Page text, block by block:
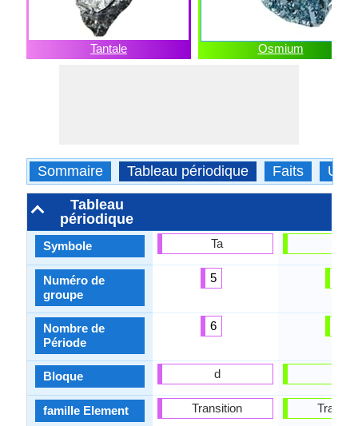
Tantale Osmium
Sommaire Tableau périodique Faits
Tableau
périodique
Symbole
Numéro de
groupe
Nombre de
Période
Bloque
famille Element
Ta
5
6
d
Transition